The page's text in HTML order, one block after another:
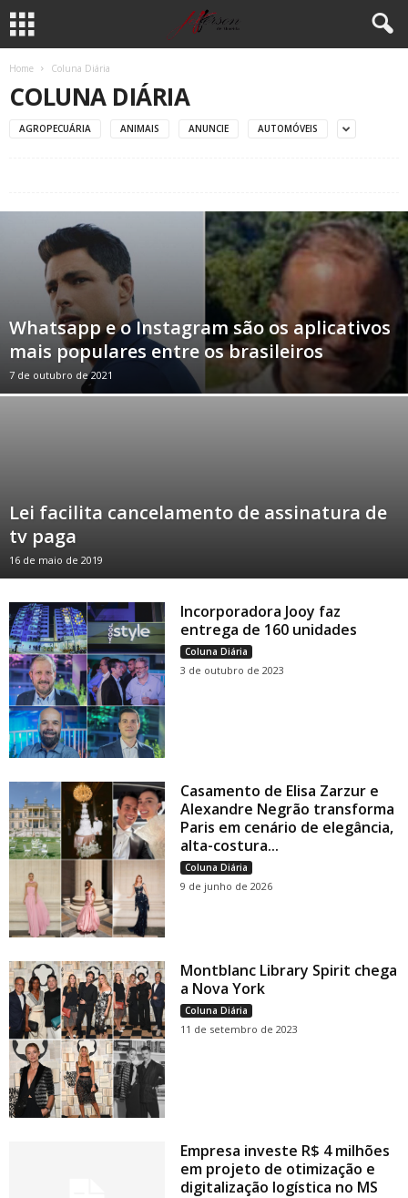
Home Coluna Diária
COLUNA DIÁRIA
AGROPECUÁRIA ANIMAIS ANUNCIE AUTOMÓVEIS
Whatsapp e o Instagram são os aplicativos
mais populares entre os brasileiros
7 de outubro de 2021
Lei facilita cancelamento de assinatura de
tv paga
16 de maio de 2019
Incorporadora Jooy faz
entrega de 160 unidades
Coluna Diária
3 de outubro de 2023
Casamento de Elisa Zarzur e
Alexandre Negrão transforma
Paris em cenário de elegância,
alta-costura...
Coluna Diária
9 de junho de 2026
Montblanc Library Spirit chega
a Nova York
Coluna Diária
11 de setembro de 2023
Empresa investe R$ 4 milhões
em projeto de otimização e
digitalização logística no MS